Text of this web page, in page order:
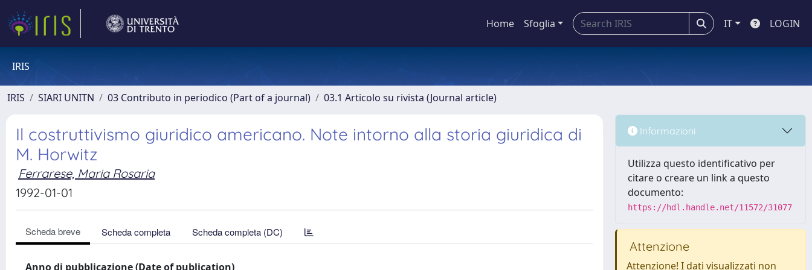
Home Sfoglia IT LOGIN
IRIS
IRIS SIARI UNITN 03 Contributo in periodico (Part of a journal) 03.1 Articolo su rivista (Journal article)
Il costruttivismo giuridico americano. Note intorno alla storia giuridica di
M. Horwitz
Ferrarese, Maria Rosaria
1992-01-01
Scheda breve Scheda completa Scheda completa (DC)
Anno di pubblicazione (Date of publication)
Informazioni
Utilizza questo identificativo per
citare o creare un link a questo
documento:
https://hdl.handle.net/11572/31077
Attenzione
Attenzione! I dati visualizzati non